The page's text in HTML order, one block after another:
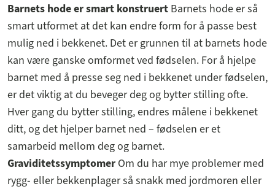
Barnets hode er smart konstruert Barnets hode er så
smart utformet at det kan endre form for å passe best
mulig ned i bekkenet. Det er grunnen til at barnets hode
kan være ganske omformet ved fødselen. For å hjelpe
barnet med å presse seg ned i bekkenet under fødselen,
er det viktig at du beveger deg og bytter stilling ofte.
Hver gang du bytter stilling, endres målene i bekkenet
ditt, og det hjelper barnet ned – fødselen er et
samarbeid mellom deg og barnet.
Graviditetssymptomer Om du har mye problemer med
rygg- eller bekkenplager så snakk med jordmoren eller